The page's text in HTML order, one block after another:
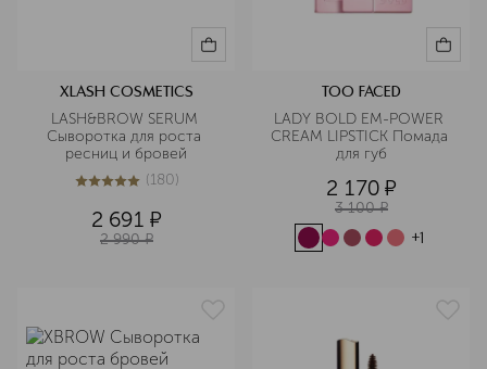
XLASH COSMETICS
LASH&BROW SERUM
Сыворотка для роста
ресниц и бровей
4.9из5180 (180)
2 691 ¤
2 990 ¤
TOO FACED
LADY BOLD EM-POWER
CREAM LIPSTICK Помада
для губ
2 170 ¤
3 100 ¤
+1